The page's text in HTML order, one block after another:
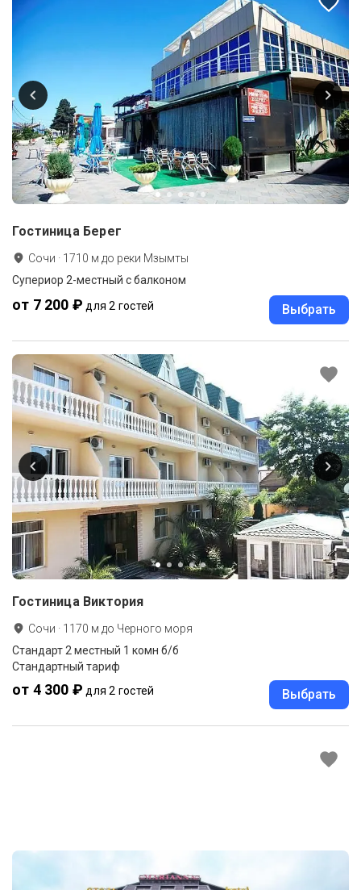
Гостиница Берег
Сочи · 1710 м до реки Мзымты
Супериор 2-местный с балконом
от 7 200 ₽ для 2 гостей Выбрать
Гостиница Виктория
Сочи · 1170 м до Черного моря
Стандарт 2 местный 1 комн б/б
Стандартный тариф
от 4 300 ₽ для 2 гостей Выбрать